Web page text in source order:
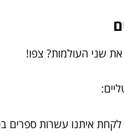
את שני העולמות? צפו!
לקחת איתנו עשרות ספרים